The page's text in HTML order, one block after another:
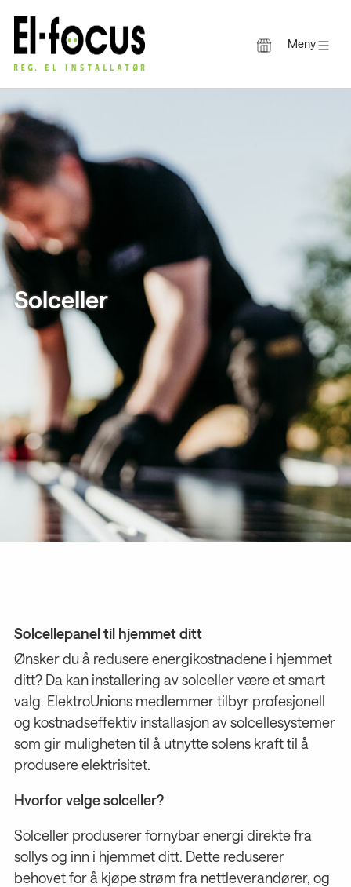
Gå
til
Meny
Solceller
Solcellepanel til hjemmet ditt
Ønsker du å redusere energikostnadene i hjemmet
ditt? Da kan installering av solceller være et smart
valg. ElektroUnions medlemmer tilbyr profesjonell
og kostnadseffektiv installasjon av solcellesystemer
som gir muligheten til å utnytte solens kraft til å
produsere elektrisitet.
Hvorfor velge solceller?
Solceller produserer fornybar energi direkte fra
sollys og inn i hjemmet ditt. Dette reduserer
behovet for å kjøpe strøm fra nettleverandører, og